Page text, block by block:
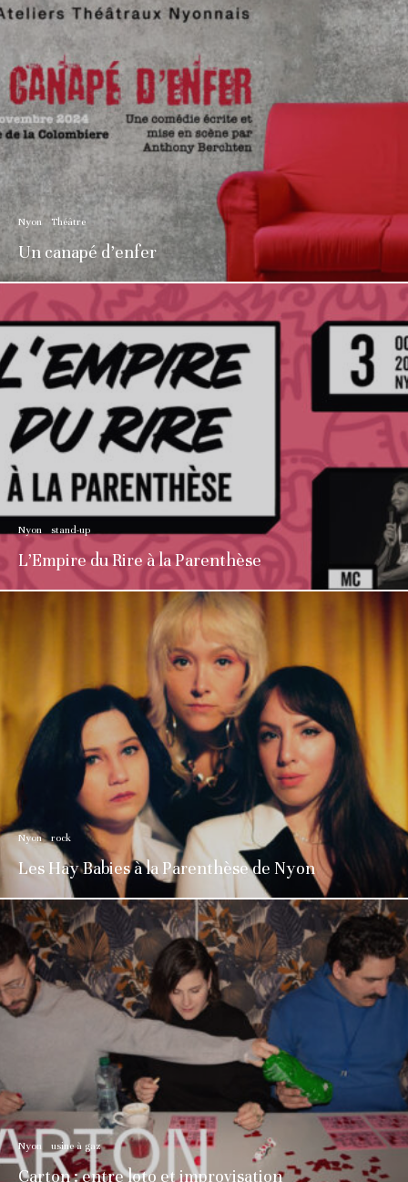
Nyon Théâtre
Un canapé d’enfer
Nyon stand-up
L’Empire du Rire à la Parenthèse
Nyon rock
Les Hay Babies à la Parenthèse de Nyon
Nyon usine à gaz
Carton : entre loto et improvisation